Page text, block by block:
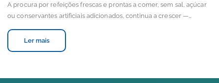
A procura por refeições frescas e prontas a comer, sem sal, açúcar
ou conservantes artificiais adicionados, continua a crescer —…
Ler mais